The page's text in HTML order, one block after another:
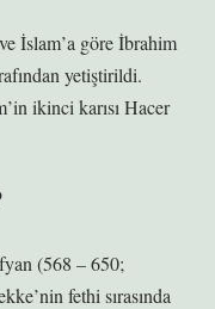
İslam’a göre İbrahim
yetiştirildi.
ikinci karısı Hacer
(568 – 650;